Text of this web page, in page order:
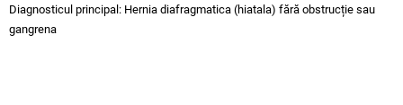
Diagnosticul principal: Hernia diafragmatica (hiatala) fără obstrucție sau
gangrena